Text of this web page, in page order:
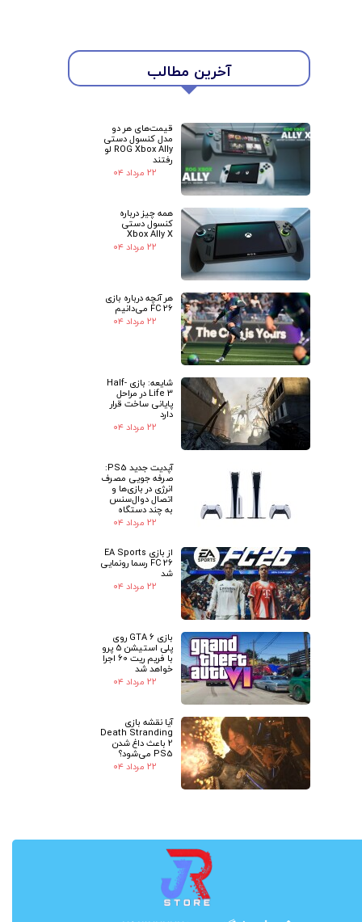
آخرین مطالب
قیمت‌های هر دو
مدل کنسول دستی
ROG Xbox Ally لو
رفتند
۲۲ مرداد ۰۴
همه چیز درباره
کنسول دستی
Xbox Ally X
۲۲ مرداد ۰۴
هر آنچه درباره بازی
FC 26 می‌دانیم
۲۲ مرداد ۰۴
شایعه: بازی Half-
Life 3 در مراحل
پایانی ساخت قرار
دارد
۲۲ مرداد ۰۴
آپدیت جدید PS5:
صرفه جویی مصرف
انرژی در بازی‌ها و
اتصال دوال‌سنس
به چند دستگاه
۲۲ مرداد ۰۴
از بازی EA Sports
FC 26 رسما رونمایی
شد
۲۲ مرداد ۰۴
بازی GTA 6 روی
پلی استیشن 5 پرو
با فریم ریت 60 اجرا
خواهد شد
۲۲ مرداد ۰۴
آیا نقشه بازی
Death Stranding
2 باعث داغ شدن
PS5 می‌شود؟
۲۲ مرداد ۰۴